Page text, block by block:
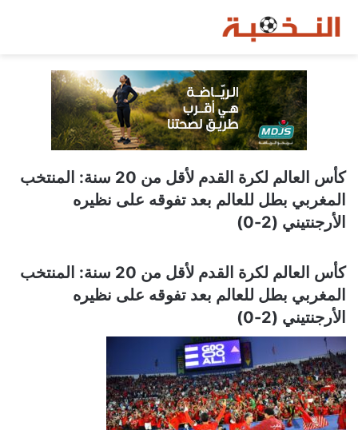
كأس العالم لكرة القدم لأقل من 20 سنة: المنتخب
المغربي بطل للعالم بعد تفوقه على نظيره
الأرجنتيني (2-0)
كأس العالم لكرة القدم لأقل من 20 سنة: المنتخب
المغربي بطل للعالم بعد تفوقه على نظيره
الأرجنتيني (2-0)